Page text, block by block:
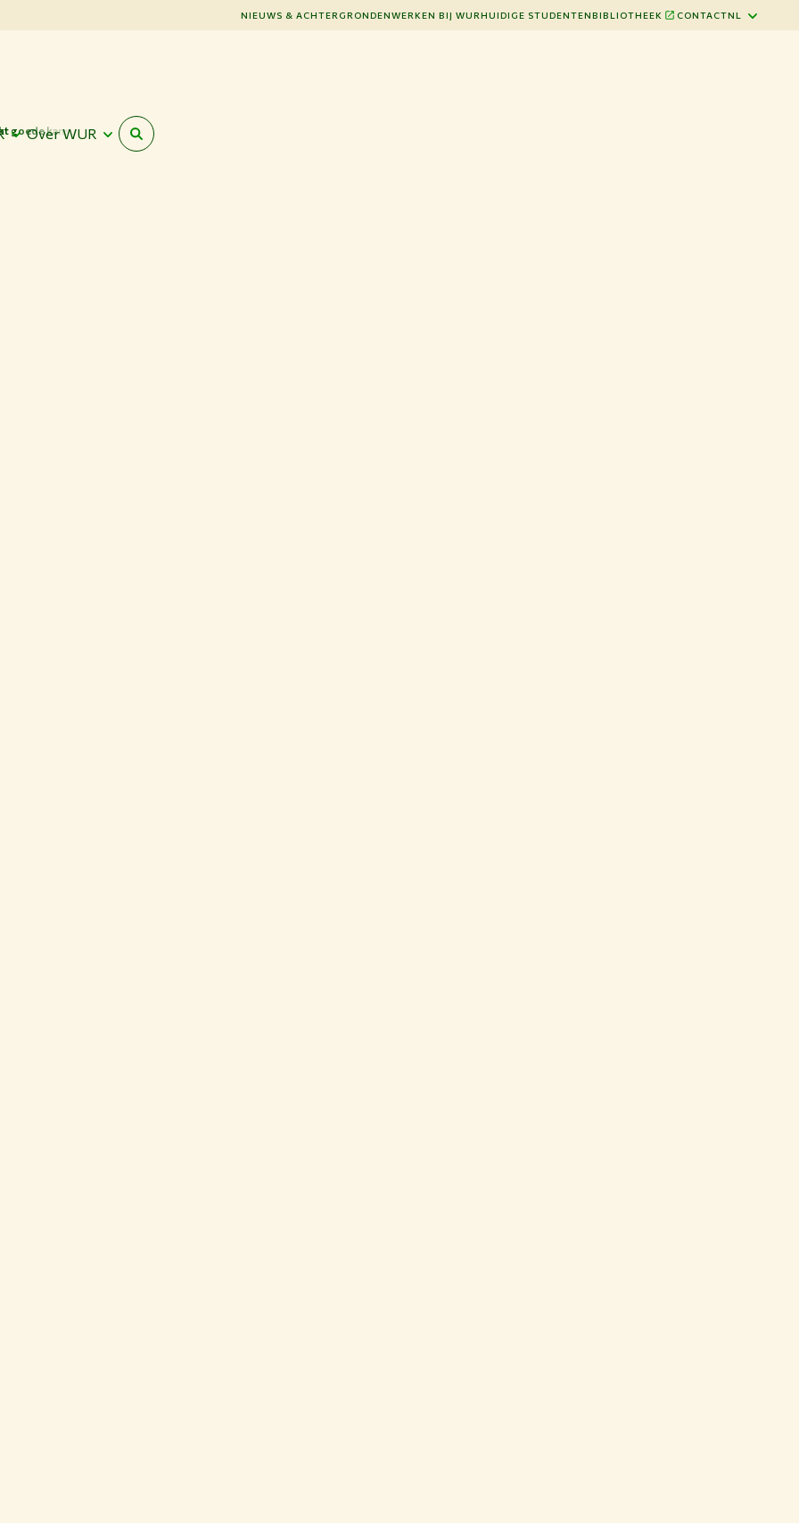
NIEUWS & ACHTERGRONDENWERKEN BIJ WURHUIDIGE STUDENTENBIBLIOTHEEK CONTACTNL
Over WUR
goede kans’